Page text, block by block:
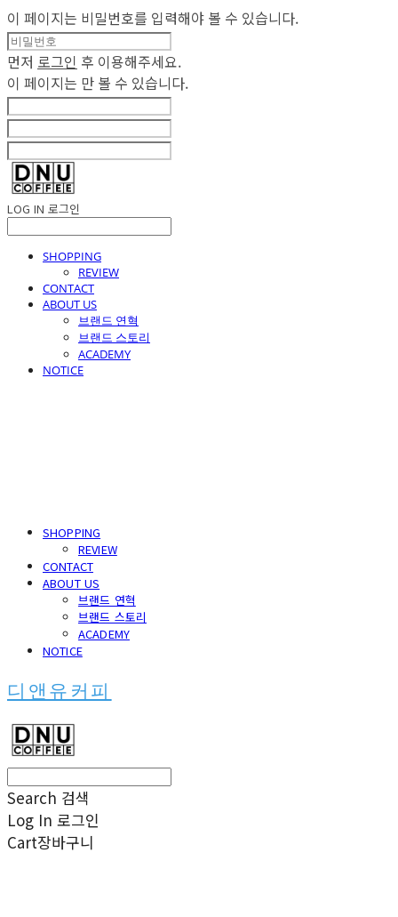
이 페이지는 비밀번호를 입력해야 볼 수 있습니다.
먼저 로그인 후 이용해주세요.
이 페이지는 만 볼 수 있습니다.
LOG IN 로그인
SHOPPING
REVIEW
CONTACT
ABOUT US
브랜드 연혁
브랜드 스토리
ACADEMY
NOTICE
SHOPPING
REVIEW
CONTACT
ABOUT US
브랜드 연혁
브랜드 스토리
ACADEMY
NOTICE
디앤유커피
Search 검색
Log In 로그인
Cart장바구니